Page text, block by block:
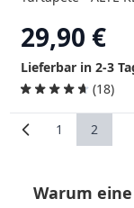
29,90 €
Lieferbar in 2-3
(18)
Seite
1 Sie
2
Warum